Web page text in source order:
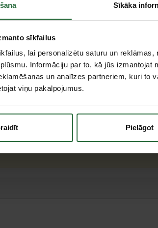
Sīkāka
sīkfailus
lai personalizētu saturu un
Informāciju par to, kā jūs
un analīzes partneriem, kuri to
viņu pakalpojumus.
Pielāgot
interesējās par...